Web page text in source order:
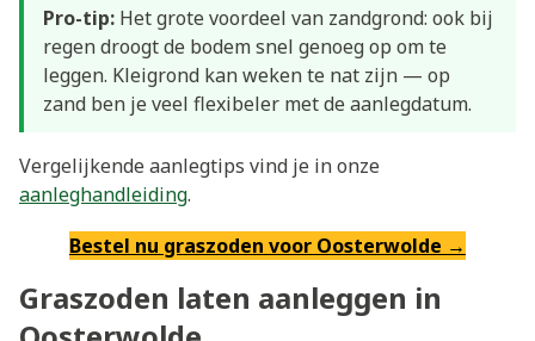
Pro-tip: Het grote voordeel van zandgrond: ook bij
regen droogt de bodem snel genoeg op om te
leggen. Kleigrond kan weken te nat zijn — op
zand ben je veel flexibeler met de aanlegdatum.
Vergelijkende aanlegtips vind je in onze
aanleghandleiding.
Bestel nu graszoden voor Oosterwolde →
Graszoden laten aanleggen in